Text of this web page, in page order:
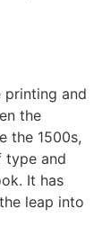
printing and
the
the 1500s,
type and
It has
leap into